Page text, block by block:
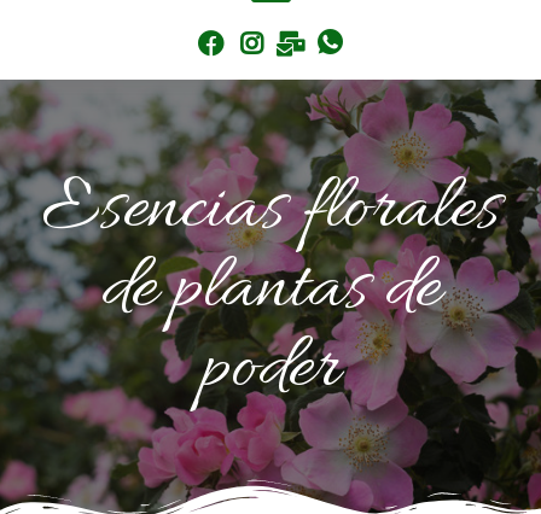
Esencias florales
de plantas de
poder